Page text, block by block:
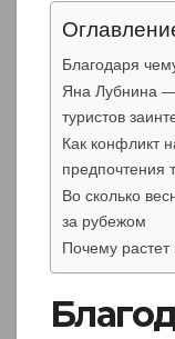
Благодаря
Яна Лубнина
туристов
Как конфликт
предпочтения
Во сколько
за рубежом
Почему растет